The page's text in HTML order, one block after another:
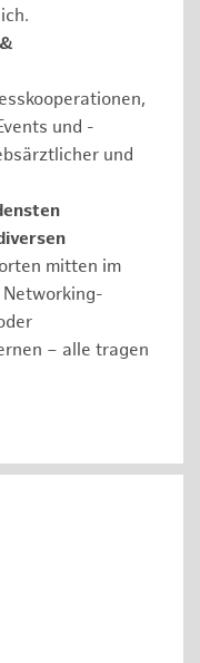
und -
und
mitten im
Networking-
– alle tragen